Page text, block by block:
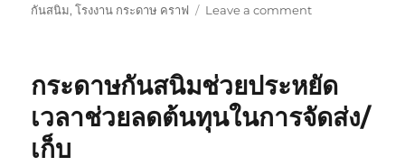
กันสนิม,โรงงาน กระดาษ คราฟ Leave a commenton
ไม่มี
สาร
ไน
กระดาษกันสนิมช่วยประหยัด
เวลาช่วยลดต้นทุนในการจัดส่ง/
เก็บ